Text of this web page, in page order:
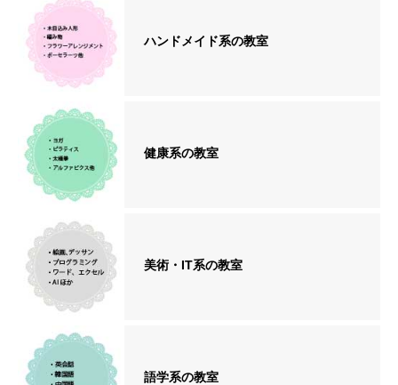
ハンドメイド系の教室
健康系の教室
美術・IT系の教室
語学系の教室